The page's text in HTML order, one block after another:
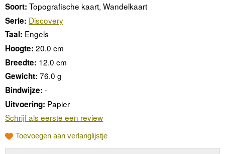
Soort: Topografische kaart, Wandelkaart
Serie: Discovery
Taal: Engels
Hoogte: 20.0 cm
Breedte: 12.0 cm
Gewicht: 76.0 g
Bindwijze: -
Uitvoering: Papier
Schrijf als eerste een review
Toevoegen aan verlanglijstje